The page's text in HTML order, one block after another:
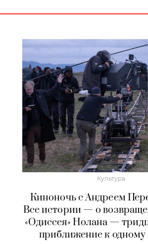
Культура
Киноночь с Андреем
Все истории — о
«Одиссея» Нолана —
приближение к